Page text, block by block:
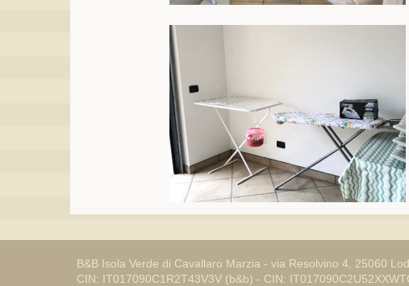
B&B Isola Verde di Cavallaro Marzia - via Resolvino 4, 25060
CIN: IT017090C1R2T43V3V (b&b) - CIN: